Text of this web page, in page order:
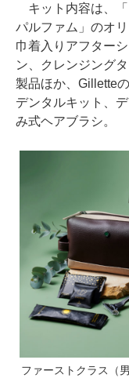
キット内容は、「
パルファム」のオ
巾着入りアフター
ン、クレンジング
製品ほか、Gillette
デンタルキット、
み式ヘアブラシ。
ファーストクラス（男